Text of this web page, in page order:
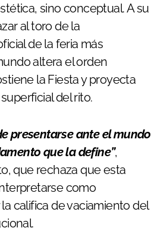
sino conceptual. A su
al toro de la
de la feria más
altera el orden
la Fiesta y proyecta
del rito.
presentarse ante el mundo
que la define”,
que rechaza que esta
como
califica de vaciamiento del